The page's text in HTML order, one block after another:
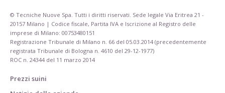
© Tecniche Nuove Spa. Tutti i diritti riservati. Sede legale Via Eritrea 21 -
20157 Milano | Codice fiscale, Partita IVA e Iscrizione al Registro delle
imprese di Milano: 00753480151
Registrazione Tribunale di Milano n. 66 del 05.03.2014 (precedentemente
registrata Tribunale di Bologna n. 4610 del 29-12-1977)
ROC n. 24344 del 11 marzo 2014
Prezzi suini